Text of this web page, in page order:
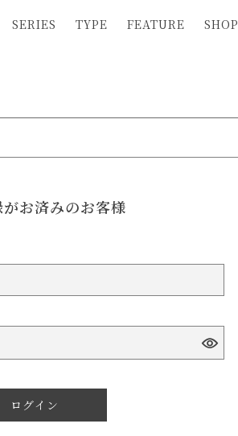
SERIES TYPE FEATURE SHOP
お済みのお客様
ログイン